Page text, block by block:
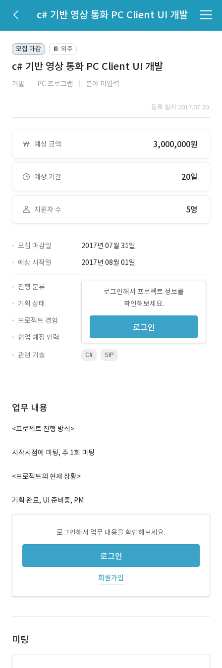
c# 기반 영상 통화 PC Client UI 개발
모집 마감 📔 외주
c# 기반 영상 통화 PC Client UI 개발
개발 PC 프로그램 분야 미입력
등록 일자 2017.07.20.
예상 금액 3,000,000원
예상 기간 20일
지원자 수 5명
모집 마감일
2017년 07월 31일
예상 시작일
2017년 08월 01일
로그인해서 프로젝트 정보를
확인해보세요.
로그인
진행 분류
기획 상태
프로젝트 경험
협업 예정 인력
관련 기술
C# SIP
업무 내용
<프로젝트 진행 방식>
시작시점에 미팅, 주 1회 미팅
<프로젝트의 현재 상황>
기획 완료, UI 준비중, PM
로그인해서 업무 내용을 확인해보세요.
로그인
회원가입
미팅